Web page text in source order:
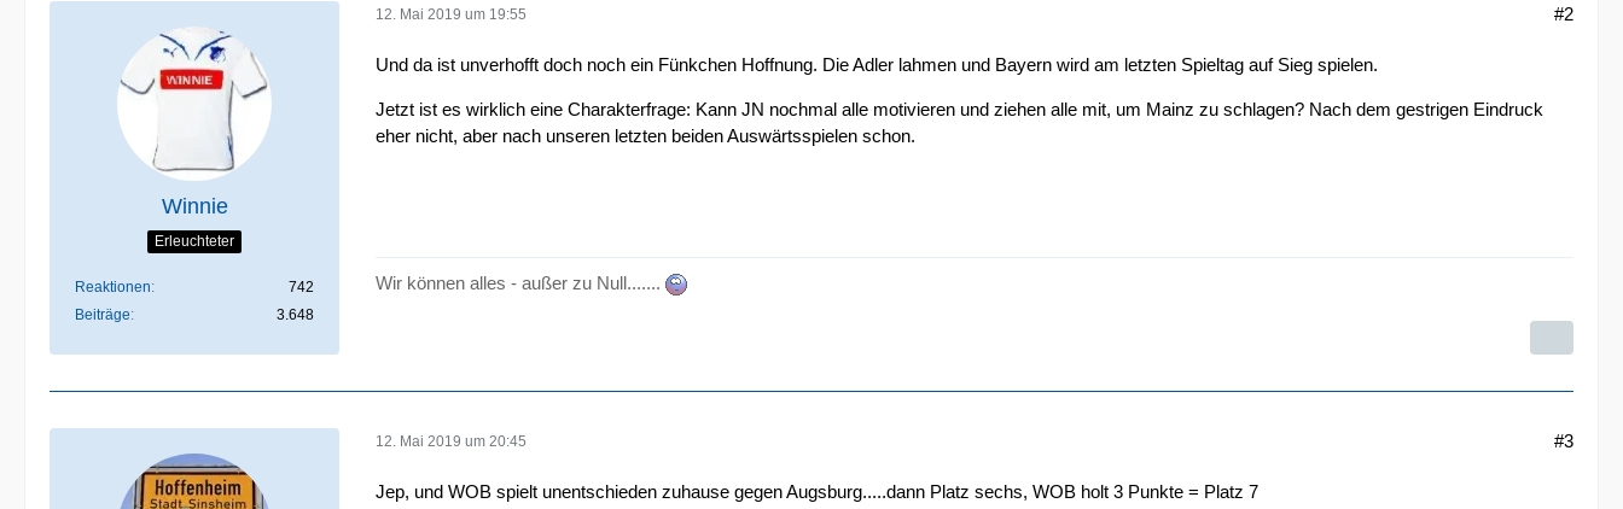
Winnie
Erleuchteter
Reaktionen
742
Beiträge
3.648
12. Mai 2019 um 19:55 #2
Und da ist unverhofft doch noch ein Fünkchen Hoffnung. Die Adler lahmen und Bayern wird am letzten Spieltag auf Sieg spielen.
Jetzt ist es wirklich eine Charakterfrage: Kann JN nochmal alle motivieren und ziehen alle mit, um Mainz zu schlagen? Nach dem gestrigen Eindruck
eher nicht, aber nach unseren letzten beiden Auswärtsspielen schon.
Wir können alles - außer zu Null.......
12. Mai 2019 um 20:45 #3
Jep, und WOB spielt unentschieden zuhause gegen Augsburg.....dann Platz sechs, WOB holt 3 Punkte = Platz 7